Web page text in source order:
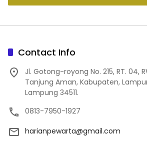
Contact Info
Jl. Gotong-royong No. 215, RT. 04,
Tanjung Aman, Kabupaten,
Lampung 34511.
0813-7950-1927
harianpewarta@gmail.com